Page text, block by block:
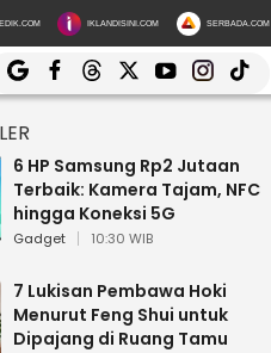
IKLANDISINI.COM SERBADA.COM
6 HP Samsung Rp2 Jutaan
Terbaik: Kamera Tajam, NFC
hingga Koneksi 5G
Gadget 10:30 WIB
7 Lukisan Pembawa Hoki
Menurut Feng Shui untuk
Dipajang di Ruang Tamu